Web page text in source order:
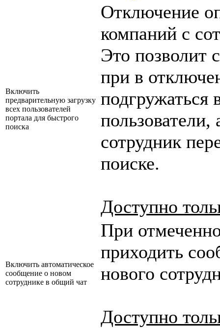
Включить
предварительную загрузку
всех пользователей
портала для быстрого
поиска
Отключение
компаний с
Это позволит
при в
подгружаться
пользователи,
сотрудник
поиске.
Доступно
Включить автоматическое
сообщение о новом
сотруднике в общий чат
При
приходить
нового
Доступно